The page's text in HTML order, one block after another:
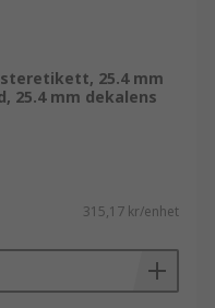
i
mer:
eller dra på
stängt'
25.4 mm
25.4 mm dekalens
315,17 kr/enhet